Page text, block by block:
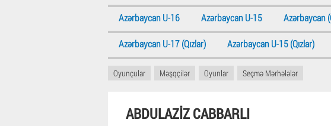
Azərbaycan U-16 Azərbaycan U-15 Azərbaycan
Azərbaycan U-17 (Qızlar) Azərbaycan U-15 (Qızlar)
Oyunçular Məşqçilər Oyunlar Seçmə Mərhələlər
ABDULAZIZ CABBARLI